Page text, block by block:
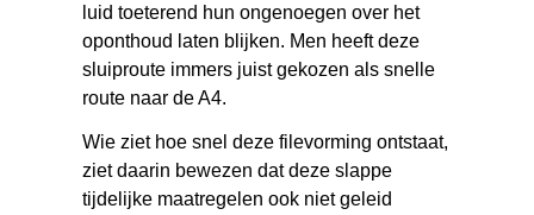
luid toeterend hun ongenoegen over het
oponthoud laten blijken. Men heeft deze
sluiproute immers juist gekozen als snelle
route naar de A4.
Wie ziet hoe snel deze filevorming ontstaat,
ziet daarin bewezen dat deze slappe
tijdelijke maatregelen ook niet geleid